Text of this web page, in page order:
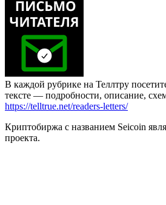
В каждой рубрике на Теллтру
тексте — подробности, описание,
https://telltrue.net/readers-letters/
Криптобиржа с названием Seicoin
проекта.